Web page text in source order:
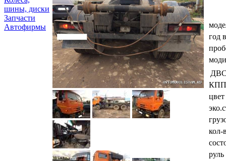
шины, диски
Запчасти
Автофирмы
год
КПП
цвет
кол-
руль